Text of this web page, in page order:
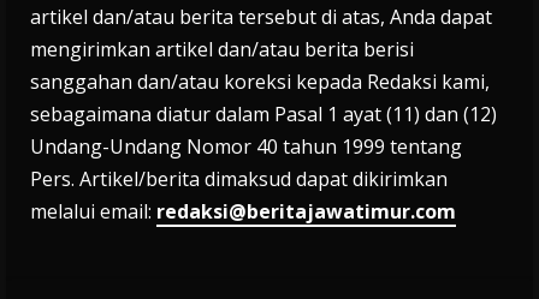
artikel dan/atau berita tersebut di atas, Anda dapat
mengirimkan artikel dan/atau berita berisi
sanggahan dan/atau koreksi kepada Redaksi kami,
sebagaimana diatur dalam Pasal 1 ayat (11) dan (12)
Undang-Undang Nomor 40 tahun 1999 tentang
Pers. Artikel/berita dimaksud dapat dikirimkan
melalui email: redaksi@beritajawatimur.com